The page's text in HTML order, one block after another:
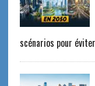
scénarios pour